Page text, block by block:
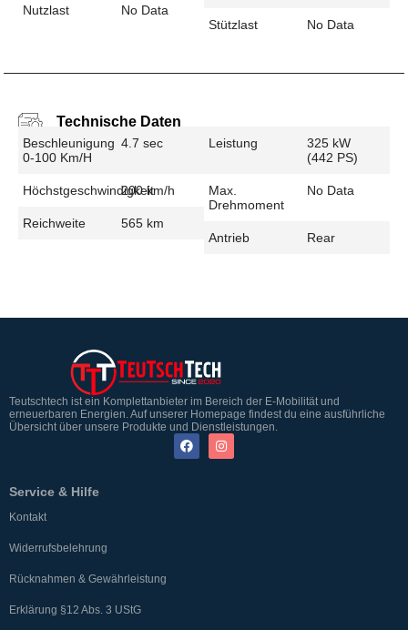
Nutzlast No Data
Stützlast No Data
Technische Daten
Beschleunigung
0-100 Km/h
4.7 sec
Höchstgeschwindigkeit
200 km/h
Reichweite 565 km
Leistung
325 kW
(442 PS)
Max.
Drehmoment
No Data
Antrieb Rear
Teutschtech ist ein Komplettanbieter im Bereich der E-Mobilität und
erneuerbaren Energien. Auf unserer Homepage findest du eine ausführliche
Übersicht über unsere Produkte und Dienstleistungen.
Service & Hilfe
Kontakt
Widerrufsbelehrung
Rücknahmen & Gewährleistung
Erklärung §12 Abs. 3 UStG